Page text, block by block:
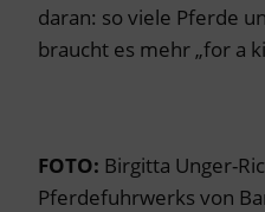
daran: so viele Pferde
braucht es mehr „for a
FOTO: Birgitta Unger-
Pferdefuhrwerks von